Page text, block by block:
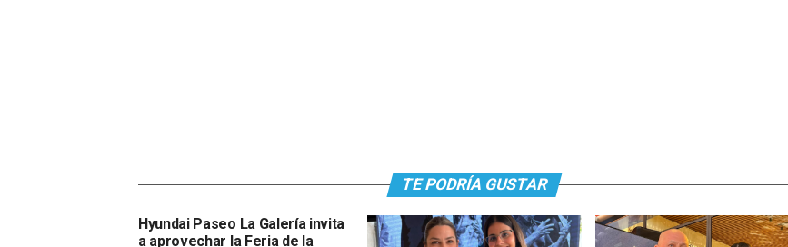
TE PODRÍA GUSTAR
Hyundai Paseo La Galería invita
a aprovechar la Feria de la